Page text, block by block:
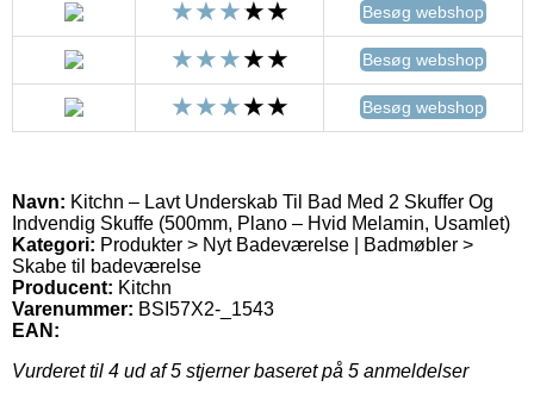
Besøg webshop
Besøg webshop
Besøg webshop
Navn: Kitchn – Lavt Underskab Til Bad Med 2 Skuffer Og
Indvendig Skuffe (500mm, Plano – Hvid Melamin, Usamlet)
Kategori: Produkter > Nyt Badeværelse | Badmøbler >
Skabe til badeværelse
Producent: Kitchn
Varenummer: BSI57X2-_1543
EAN:
Vurderet til 4 ud af 5 stjerner baseret på 5 anmeldelser